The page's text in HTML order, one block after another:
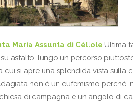
Maria Assunta di Cèllole Ultima
asfalto, lungo un percorso
si apre una splendida vista sulla
non è un eufemismo
di campagna è un angolo di